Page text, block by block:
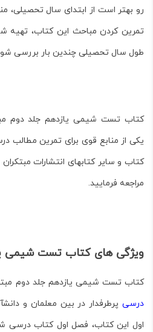
رو بهتر است از ابتدای سال تحصیلی،
تمرین کردن مباحث این کتاب، تهیه
طول سال تحصیلی چندین بار بررسی
کتابتست شیمی یازدهم جلد دوم
یکی از منابع قوی برای تمرین
کتاب و سایر کتاب­های انتشارات
مراجعه فرمایید.
ویژگی های کتاب تست شیمی
کتابتست شیمی یازدهم جلد دوم
درسی پرطرفدار در بین معلمان و
اول این کتاب، فصل اول کتاب درسی